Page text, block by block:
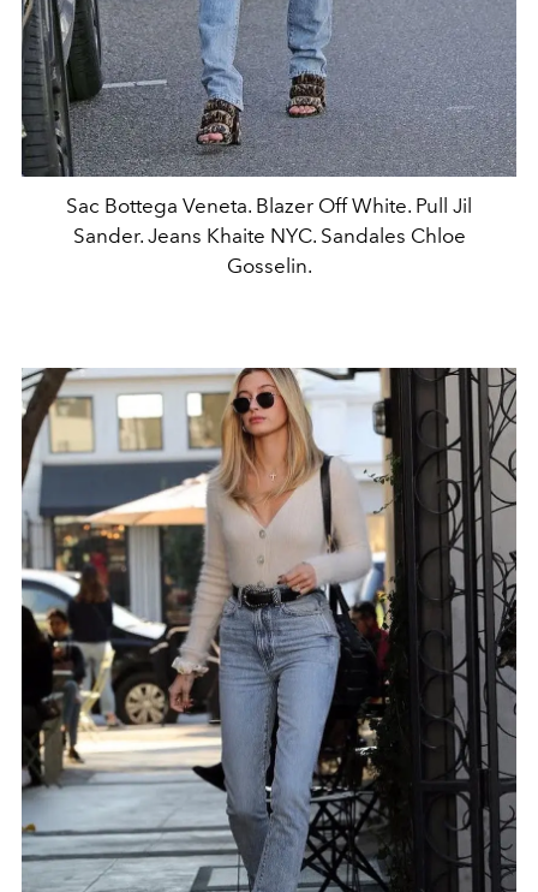
Sac Bottega Veneta. Blazer Off White. Pull Jil
Sander. Jeans Khaite NYC. Sandales Chloe
Gosselin.